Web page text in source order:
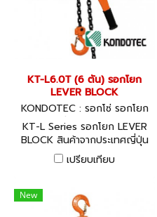
KT-L6.0T (6 ตัน) รอกโยก
LEVER BLOCK
KONDOTEC : รอกโซ่ รอกโยก
รอกถ่วง KT-L6.0T
KT-L Series รอกโยก LEVER
BLOCK สินค้าจากประเทศญี่ปุ่น
พร้อมใบ CERTIFICATE
GUARANTEE
เปรียบเทียบ
New